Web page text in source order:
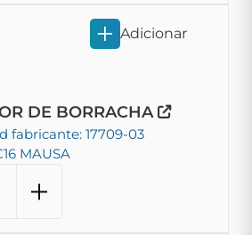
DE BORRACHA
fabricante: 17709-03
MAUSA
Adicionar